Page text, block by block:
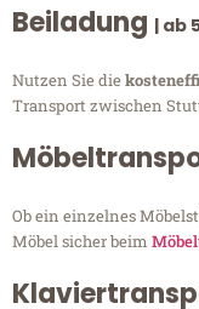
Beiladung | ab
Nutzen Sie die
Transport zwischen
Ob ein einzelnes
Möbel sicher beim